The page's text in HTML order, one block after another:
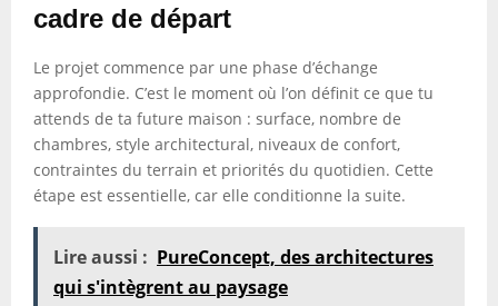
cadre de départ
Le projet commence par une phase d’échange
approfondie. C’est le moment où l’on définit ce que tu
attends de ta future maison : surface, nombre de
chambres, style architectural, niveaux de confort,
contraintes du terrain et priorités du quotidien. Cette
étape est essentielle, car elle conditionne la suite.
Lire aussi : PureConcept, des architectures
qui s'intègrent au paysage